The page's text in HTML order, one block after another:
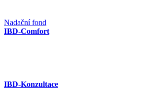
Nadační fond
IBD-Comfort
IBD-Konzultace